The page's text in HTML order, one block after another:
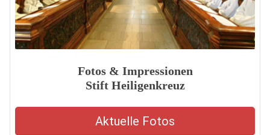
Fotos & Impressionen
Stift Heiligenkreuz
Aktuelle Fotos